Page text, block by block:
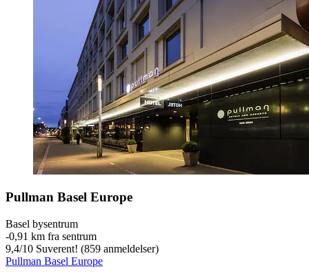
Pullman Basel Europe
Basel bysentrum
‐0,91 km fra sentrum
9,4/10 Suverent! (859 anmeldelser)
Pullman Basel Europe